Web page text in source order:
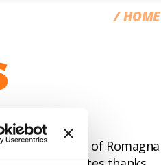
HOME
the coast of Romagna